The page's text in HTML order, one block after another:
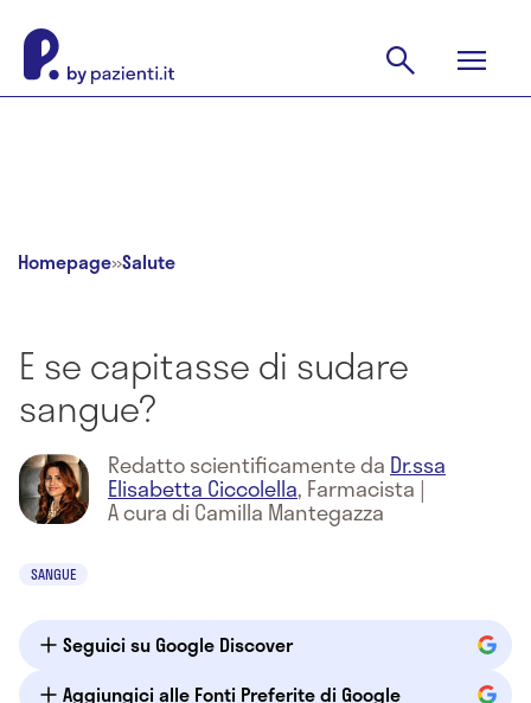
Homepage»Salute
E se capitasse di sudare
sangue?
Redatto scientificamente da Dr.ssa
Elisabetta Ciccolella, Farmacista |
A cura di Camilla Mantegazza
SANGUE
Seguici su Google Discover
Aggiungici alle Fonti Preferite di Google